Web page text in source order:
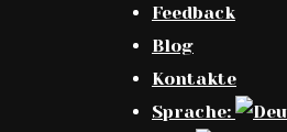
Feedback
Blog
Kontakte
Sprache: